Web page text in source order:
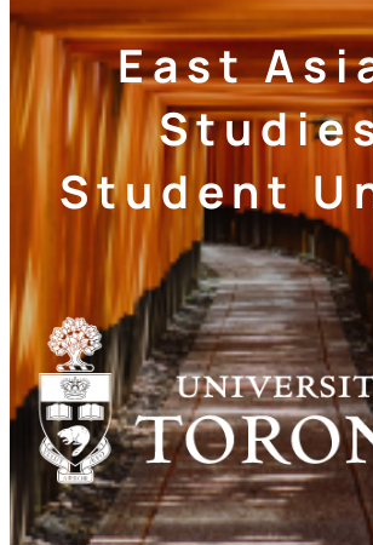
East
Student